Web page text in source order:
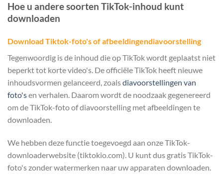
Hoe u andere soorten TikTok-inhoud kunt
downloaden
Download Tiktok-foto's of afbeeldingendiavoorstelling
Tegenwoordig is de inhoud die op TikTok wordt geplaatst niet
beperkt tot korte video's. De officiële TikTok heeft nieuwe
inhoudsvormen gelanceerd, zoalsdiavoorstellingen van
foto'sen verhalen. Daarom wordt de noodzaak gegenereerd
om de TikTok-foto of diavoorstelling met afbeeldingen te
downloaden.
We hebben deze functie toegevoegd aan onze TikTok-
downloaderwebsite (tiktokio.com). U kunt dus gratis TikTok-
foto's zonder watermerken naar uw apparaten downloaden.